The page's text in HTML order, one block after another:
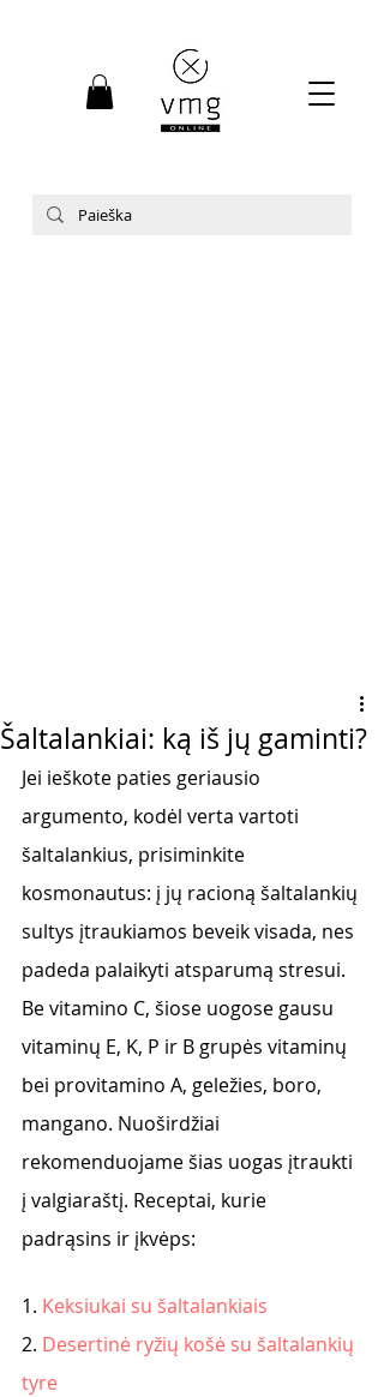
Šaltalankiai: ką iš jų gaminti?
Jei ieškote paties geriausio
argumento, kodėl verta vartoti
šaltalankius, prisiminkite
kosmonautus: į jų racioną šaltalankių
sultys įtraukiamos beveik visada, nes
padeda palaikyti atsparumą stresui.
Be vitamino C, šiose uogose gausu
vitaminų E, K, P ir B grupės vitaminų
bei provitamino A, geležies, boro,
mangano. Nuoširdžiai
rekomenduojame šias uogas įtraukti
į valgiaraštį. Receptai, kurie
padrąsins ir įkvėps:
1. Keksiukai su šaltalankiais
2. Desertinė ryžių košė su šaltalankių
tyre